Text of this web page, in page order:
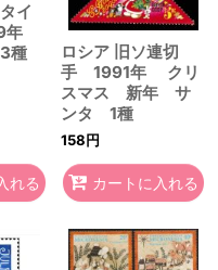
イ
年
種
れる
ロシア 旧ソ連切
手 1991年 クリ
スマス 新年 サ
ンタ 1種
158円
カートに入れる